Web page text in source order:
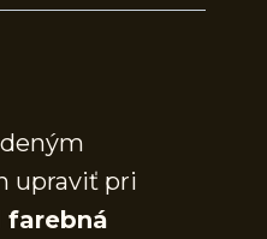
upraviť pri
farebná